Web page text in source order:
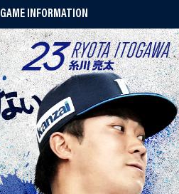
GAME INFORMATION